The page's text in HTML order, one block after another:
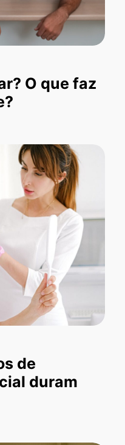
O que faz
de
duram